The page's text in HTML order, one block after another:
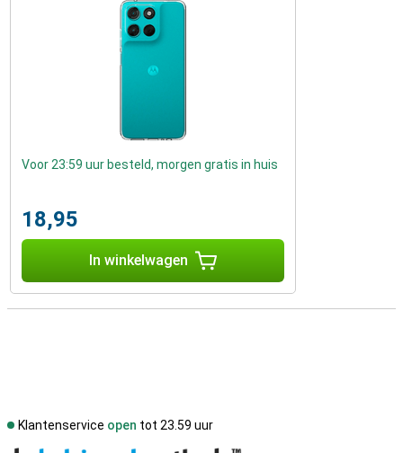
Voor 23:59 uur besteld, morgen gratis in huis
18,95
In winkelwagen
Klantenservice open tot 23.59 uur